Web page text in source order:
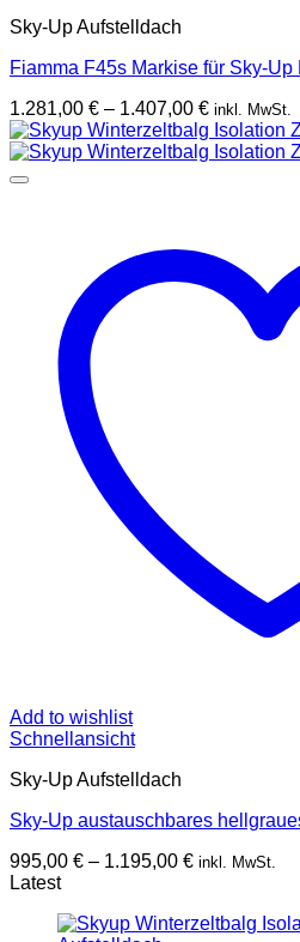
Sky-Up Aufstelldach
Fiamma F45s Markise für Sky-Up
1.281,00 € – 1.407,00 €
1.281,00 €
bis
inkl. MwSt.
Add to wishlist
Schnellansicht
Sky-Up Aufstelldach
Sky-Up austauschbares
995,00 € – 1.195,00 €Preisspanne:
1.195,00 €
inkl. MwSt.
Latest